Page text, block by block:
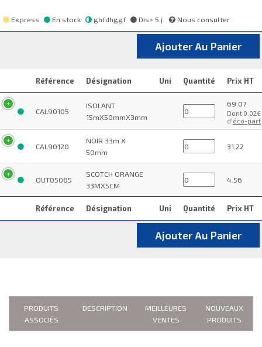
Express En stock ghfdhggf Dis> 5 j. Nous consulter
Ajouter Au Panier
Référence Désignation Uni Quantité Prix HT
Référence Désignation Uni Quantité Prix HT
CAL90105
ISOLANT
15mX50mmX3mm
69.07
Dont 0.02€
d'éco-part
CAL90120
NOIR 33m X
50mm
31.22
OUT05085
SCOTCH ORANGE
33MX5CM
4.56
Ajouter Au Panier
PRODUITS
ASSOCIÉS
DESCRIPTION
MEILLEURES
VENTES
NOUVEAUX
PRODUITS